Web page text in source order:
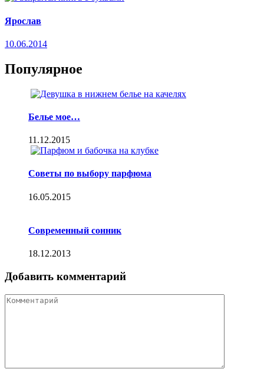
Ярослав
10.06.2014
Популярное
Белье мое…
11.12.2015
Советы по выбору парфюма
16.05.2015
Современный сонник
18.12.2013
Добавить комментарий